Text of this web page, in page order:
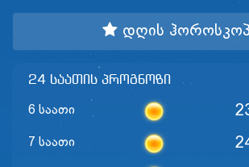
დღის
24 საათის პროგნოზი
6 საათი
7 საათი